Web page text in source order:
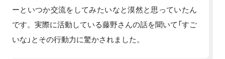
ーといつか交流をしてみたいなと漠然と思っていたん
です。実際に活動している藤野さんの話を聞いて「すご
いな」とその行動力に驚かされました。